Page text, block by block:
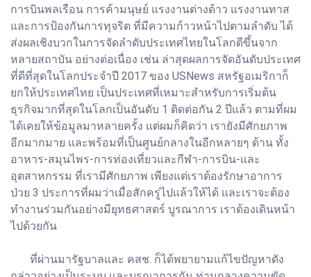
การบินพลเรือน การค้ามนุษย์ แรงงานต่างด้าว แรงงานทาส
และการป้องกันการทุจริต ที่มีความก้าวหน้าไปตามลำดับ ได้
ส่งผลเชิงบวกในการจัดลำดับประเทศไทยในโลกดีขึ้นจาก
หลายสถาบัน อย่างต่อเนื่อง เช่น ล่าสุดผลการจัดอันดับประเทศ
ที่ดีที่สุดในโลกประจำปี 2017 ของ USNews สหรัฐอเมริกาก็
ยกให้ประเทศไทย เป็นประเทศที่เหมาะสำหรับการเริ่มต้น
ธุรกิจมากที่สุดในโลกเป็นอันดับ 1 ติดต่อกัน 2 ปีแล้ว ตามที่ผม
ได้เคยให้ข้อมูลมาหลายครั้ง แต่ผมก็คิดว่า เรายังมีศักยภาพ
อีกมากมาย และพร้อมที่เป็นศูนย์กลางในอีกหลายๆ ด้าน ทั้ง
อาหาร-สมุนไพร-การท่องเที่ยวและกีฬา-การบิน-และ
อุตสาหกรรม ที่เรามีศักยภาพ เพียงแต่เราต้องรักษาอาการ
ป่วย 3 ประการที่ผมว่าเมื่อสักครู่ไปแล้วให้ได้ และเราจะต้อง
ทำงานร่วมกันอย่างมียุทธศาสตร์ บูรณาการ เราต้องเดินหน้า
ไปด้วยกัน
ที่ผ่านมารัฐบาลและ คสช. ก็ได้พยายามแก้ไขปัญหาดัง